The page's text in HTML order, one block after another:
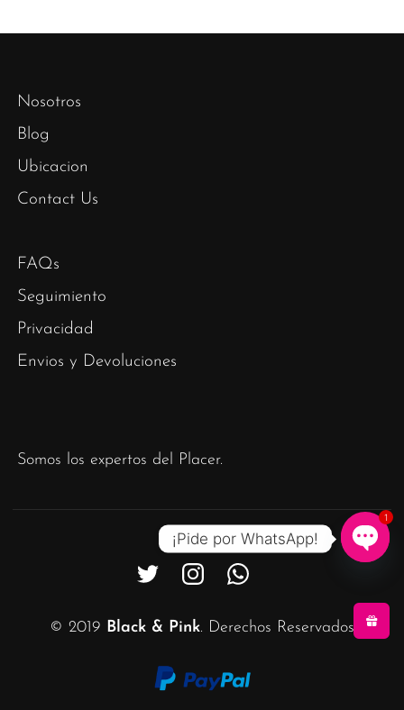
Nosotros
Blog
Ubicacion
Contact Us
FAQs
Seguimiento
Privacidad
Envios y Devoluciones
Somos los expertos del Placer.
© 2019 Black & Pink. Derechos Reservados
¡Pide por WhatsApp!
1